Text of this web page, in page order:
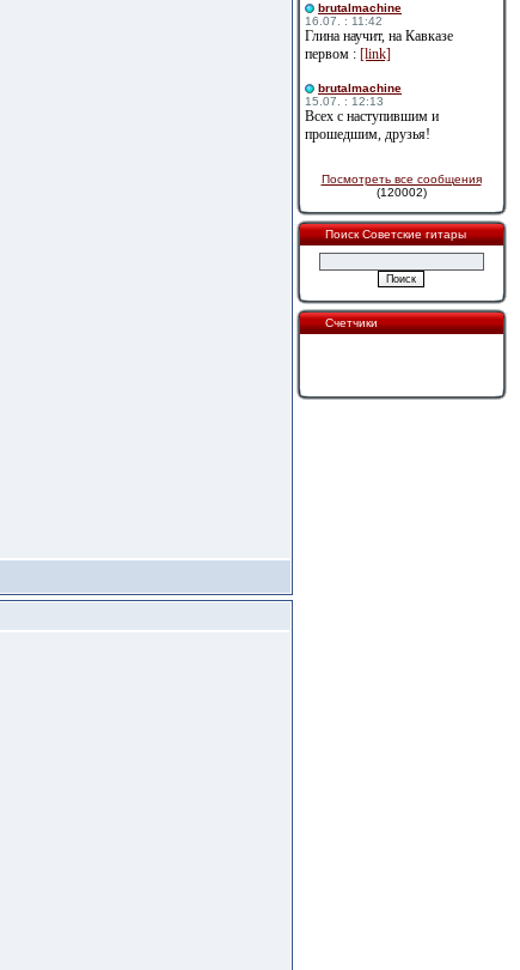
brutalmachine
16.07. : 11:42
Глина научит, на Кавказе
первом : [link]
brutalmachine
15.07. : 12:13
Всех с наступившим и
прошедшим, друзья!
Посмотреть все сообщения
(120002)
Поиск Советские гитары
Счетчики